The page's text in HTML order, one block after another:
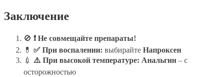
Заключение
🚫 ❗ Не совмещайте препараты!
💊 ✅ При воспалении: выбирайте Напроксен
💉 ⚠️ При высокой температуре: Анальгин – с
осторожностью